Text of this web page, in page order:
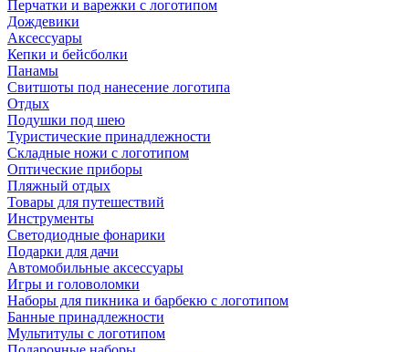
Перчатки и варежки с логотипом
Дождевики
Аксессуары
Кепки и бейсболки
Панамы
Свитшоты под нанесение логотипа
Отдых
Подушки под шею
Туристические принадлежности
Складные ножи с логотипом
Оптические приборы
Пляжный отдых
Товары для путешествий
Инструменты
Светодиодные фонарики
Подарки для дачи
Автомобильные аксессуары
Игры и головоломки
Наборы для пикника и барбекю с логотипом
Банные принадлежности
Мультитулы с логотипом